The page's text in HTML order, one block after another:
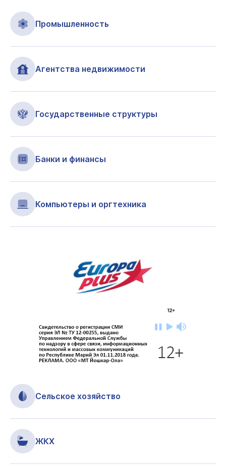
Промышленность
Агентства недвижимости
Государственные структуры
Банки и финансы
Компьютеры и оргтехника
Сельское хозяйство
ЖКХ